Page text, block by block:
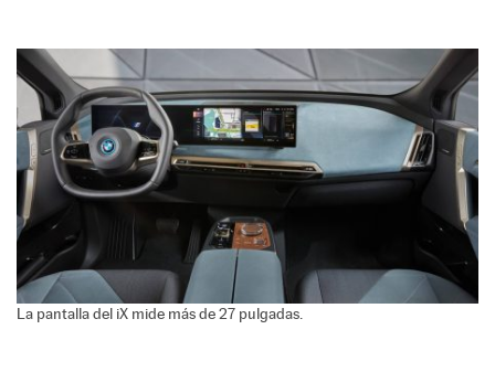
La pantalla del iX mide más de 27 pulgadas.